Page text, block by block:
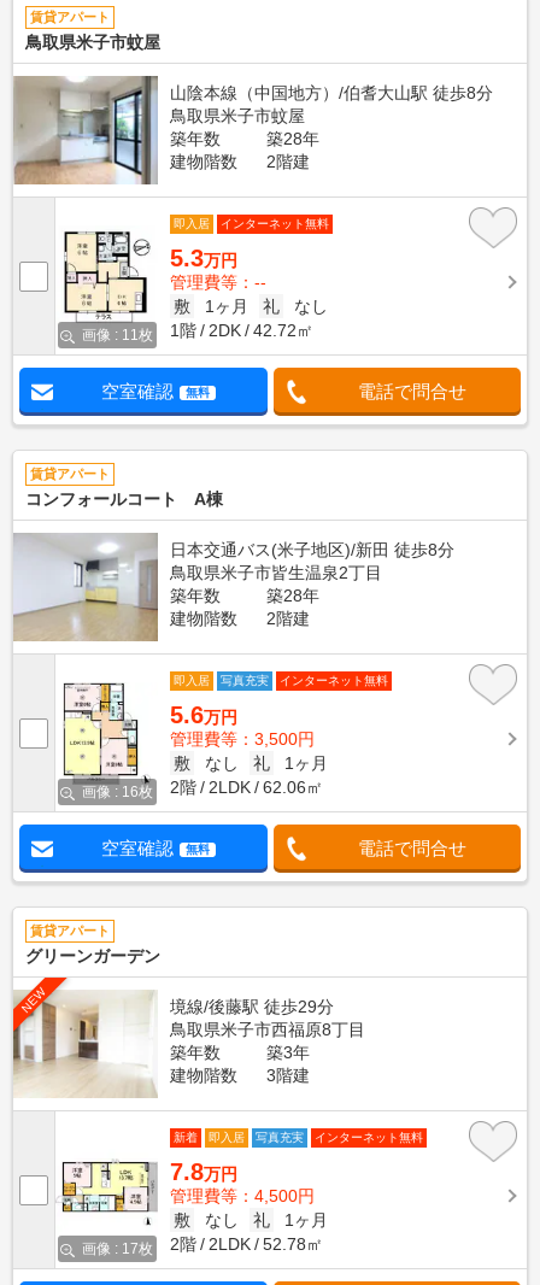
賃貸アパート
鳥取県米子市蚊屋
山陰本線（中国地方）/伯耆大山駅 徒歩8分
鳥取県米子市蚊屋
築年数
築28年
建物階数
2階建
画像 : 11枚
即入居 インターネット無料
5.3万円
管理費等：--
敷
1ヶ月 礼
なし
1階
2DK 42.72㎡
空室確認 無料 電話で問合せ
賃貸アパート
コンフォールコート A棟
日本交通バス(米子地区)/新田 徒歩8分
鳥取県米子市皆生温泉2丁目
築年数
築28年
建物階数
2階建
画像 : 16枚
即入居 写真充実 インターネット無料
5.6万円
管理費等：3,500円
敷
なし 礼
1ヶ月
2階
2LDK 62.06㎡
空室確認 無料 電話で問合せ
賃貸アパート
グリーンガーデン
NEW
境線/後藤駅 徒歩29分
鳥取県米子市西福原8丁目
築年数
築3年
建物階数
3階建
画像 : 17枚
新着 即入居 写真充実 インターネット無料
7.8万円
管理費等：4,500円
敷
なし 礼
1ヶ月
2階
2LDK 52.78㎡